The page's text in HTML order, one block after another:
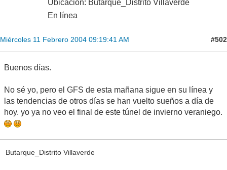
Ubicación: Butarque_Distrito Villaverde
En línea
Miércoles 11 Febrero 2004 09:19:41 AM #502
Buenos días.
No sé yo, pero el GFS de esta mañana sigue en su línea y
las tendencias de otros días se han vuelto sueños a día de
hoy. yo ya no veo el final de este túnel de invierno veraniego.
Butarque_Distrito Villaverde